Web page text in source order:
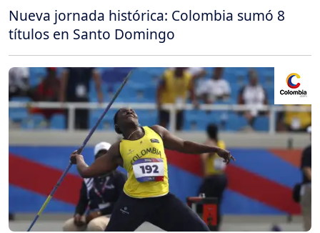
Nueva jornada histórica: Colombia sumó 8
títulos en Santo Domingo